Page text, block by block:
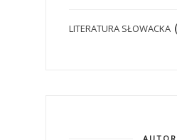
LITERATURA SŁOWACKA